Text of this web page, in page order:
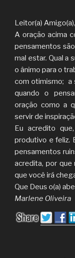
Leitor(a) Amigo(a),
A oração acima
pensamentos
mal estar. Qual a
o ânimo para o
com otimismo; a
quando o
oração como a
servir de
Eu acredito
produtivo e feliz.
pensamentos
acredita, por que
que você irá
Que Deus o(a)
Marlene Oliveira